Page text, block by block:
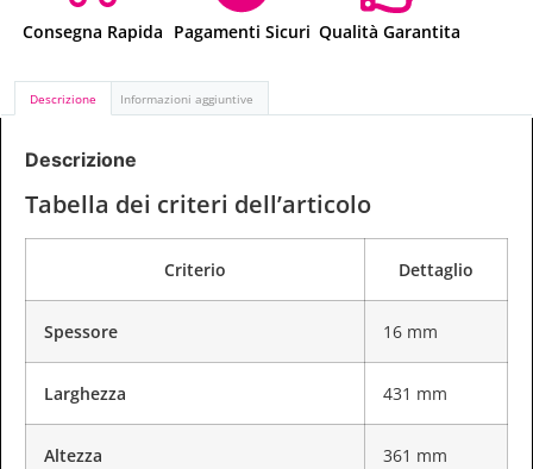
Consegna Rapida Pagamenti Sicuri Qualità Garantita
Descrizione Informazioni aggiuntive
Descrizione
Tabella dei criteri dell’articolo
Criterio Dettaglio
Spessore 16 mm
Larghezza 431 mm
Altezza 361 mm